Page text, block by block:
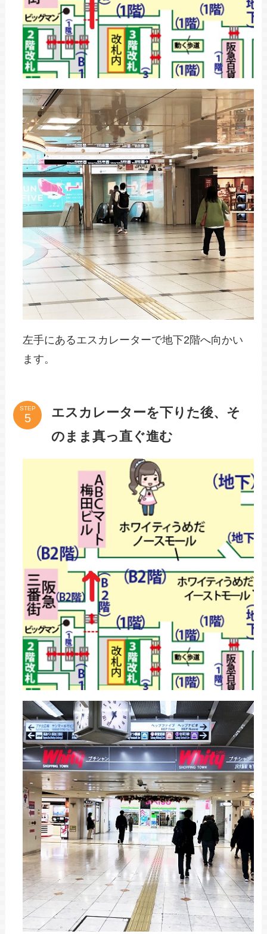
左手にあるエスカレーターで地下2階へ向かい
ます。
STEP
エスカレーターを下りた後、そ
のまま真っ直ぐ進む